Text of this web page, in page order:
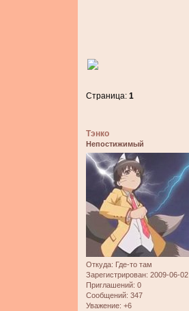
Страница:1
Тэнко
Непостижимый
Откуда: Где-то там
Зарегистрирован: 2009-06-02
Приглашений: 0
Сообщений: 347
Уважение: +6